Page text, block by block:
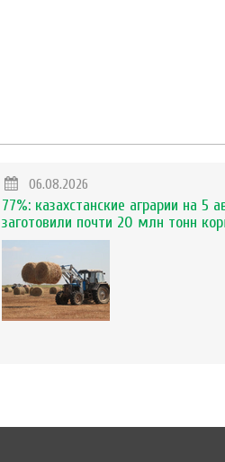
06.08.2026
77%: казахстанские аграрии на 5
заготовили почти 20 млн тонн